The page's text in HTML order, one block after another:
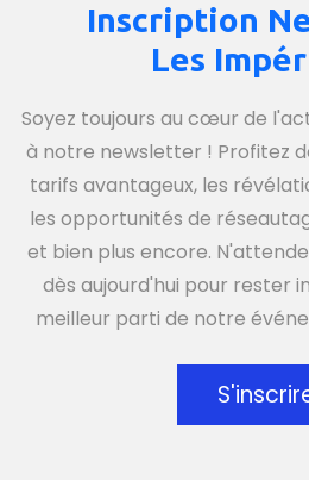
Inscription
Les
Soyez toujours au cœur de
à notre newsletter ! Profitez
tarifs avantageux, les
les opportunités de
et bien plus encore.
dès aujourd'hui pour rester
meilleur parti de notre